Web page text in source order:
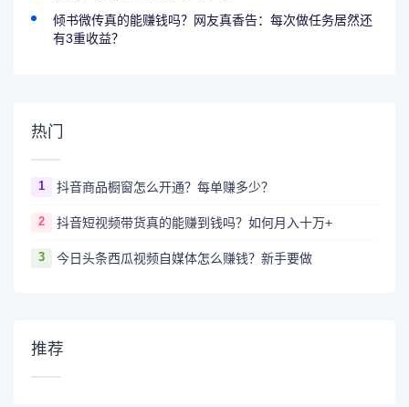
倾书微传真的能赚钱吗？网友真香告：每次做任务居然还
有3重收益？
热门
1 抖音商品橱窗怎么开通？每单赚多少？
2 抖音短视频带货真的能赚到钱吗？如何月入十万+
3 今日头条西瓜视频自媒体怎么赚钱？新手要做
推荐